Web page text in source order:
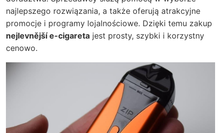
najlepszego rozwiązania, a także oferują atrakcyjne
promocje i programy lojalnościowe. Dzięki temu zakup
nejlevnější e-cigareta jest prosty, szybki i korzystny
cenowo.